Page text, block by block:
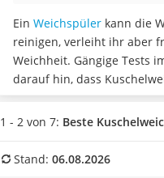
Magnesiumpräparat
Katzenklappe
Nackenmassagegerät
Zeckenschutz Katze
leichter Haartrockner
Schildkrötenhaus
Massagegerät
Ein Weichspüler kann die
reinigen, verleiht ihr aber
Weichheit. Gängige Tests
darauf hin, dass
besonders umfangreiche
Personen mit sensibler
Kuschelweich-
1 - 2 von 7: Beste
Stand: 06.08.2026